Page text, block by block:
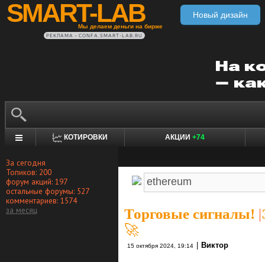
SMART-LAB
Мы делаем деньги на бирже
Новый дизайн
РЕКЛАМА • CONFA.SMART-LAB.RU
КОТИРОВКИ АКЦИИ +74
За сегодня
Топиков: 200
форум акций: 197
остальные форумы: 527
комментариев: 1574
за месяц
Торговые сигналы! |
🚀
15 октября 2024, 19:14 Виктор